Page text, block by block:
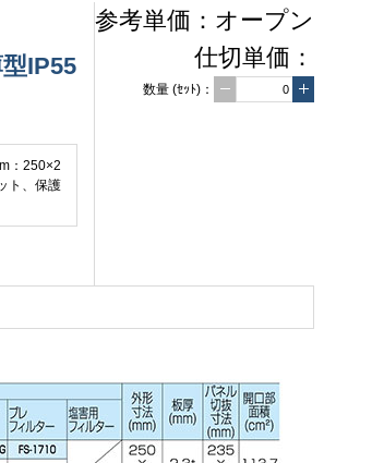
IP55
：250×2
ト、保護
参考単価： オープン
仕切単価：
数量 (ｾｯﾄ) ：